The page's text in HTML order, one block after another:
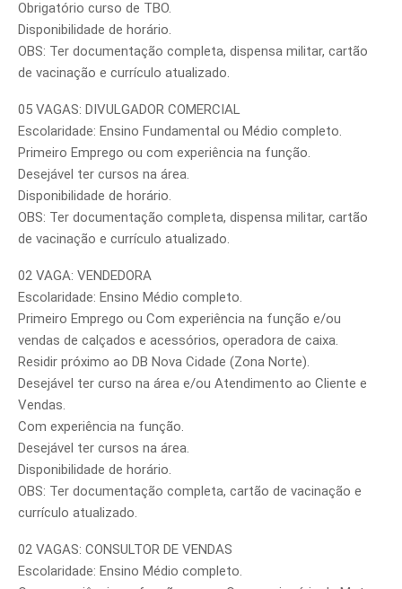
Obrigatório curso de TBO.
Disponibilidade de horário.
OBS: Ter documentação completa, dispensa militar, cartão
de vacinação e currículo atualizado.
05 VAGAS: DIVULGADOR COMERCIAL
Escolaridade: Ensino Fundamental ou Médio completo.
Primeiro Emprego ou com experiência na função.
Desejável ter cursos na área.
Disponibilidade de horário.
OBS: Ter documentação completa, dispensa militar, cartão
de vacinação e currículo atualizado.
02 VAGA: VENDEDORA
Escolaridade: Ensino Médio completo.
Primeiro Emprego ou Com experiência na função e/ou
vendas de calçados e acessórios, operadora de caixa.
Residir próximo ao DB Nova Cidade (Zona Norte).
Desejável ter curso na área e/ou Atendimento ao Cliente e
Vendas.
Com experiência na função.
Desejável ter cursos na área.
Disponibilidade de horário.
OBS: Ter documentação completa, cartão de vacinação e
currículo atualizado.
02 VAGAS: CONSULTOR DE VENDAS
Escolaridade: Ensino Médio completo.